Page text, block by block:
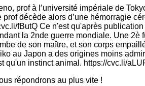
prof à l’université impériale de
décède alors d’une hémorragie
fButQ Ce n'est qu'après
la 2nde guerre mondiale. Une 2è
de son maître, et son corps
au Japon a des origines moins
qu'un instinct animal. https://cvc.li/
répondrons au plus vite !